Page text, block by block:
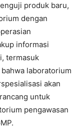
produk baru,
dengan
informasi
termasuk
laboratorium
akan
untuk
pengawasan